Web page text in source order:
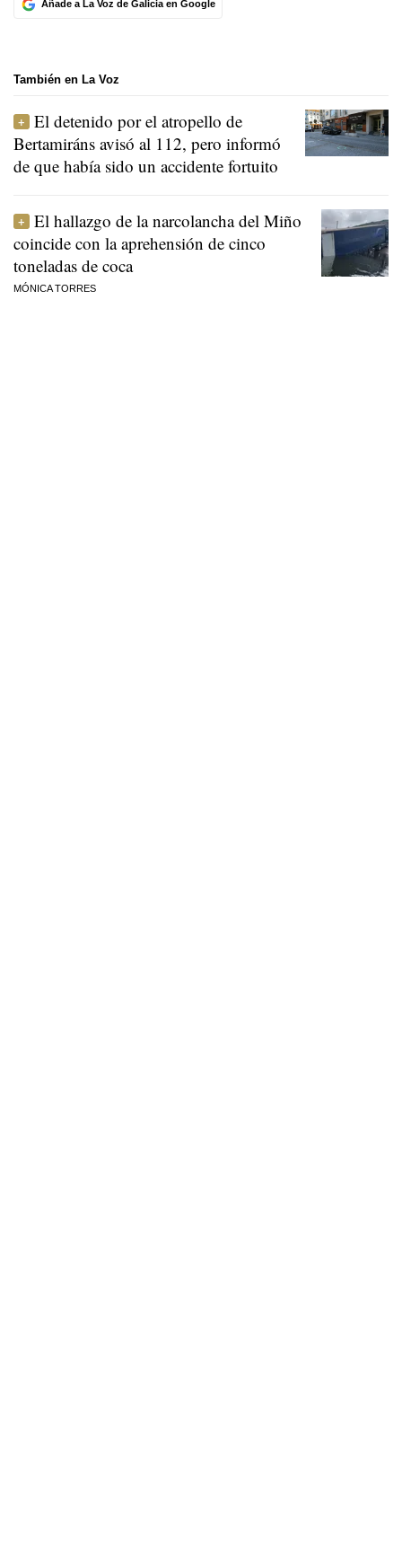
Añade a La Voz de Galicia en Google
También en La Voz
El detenido por el atropello de
Bertamiráns avisó al 112, pero informó
de que había sido un accidente fortuito
El hallazgo de la narcolancha del Miño
coincide con la aprehensión de cinco
toneladas de coca
MÓNICA TORRES